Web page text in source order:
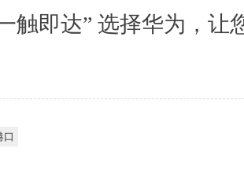
触即达” 选择华为，让
口